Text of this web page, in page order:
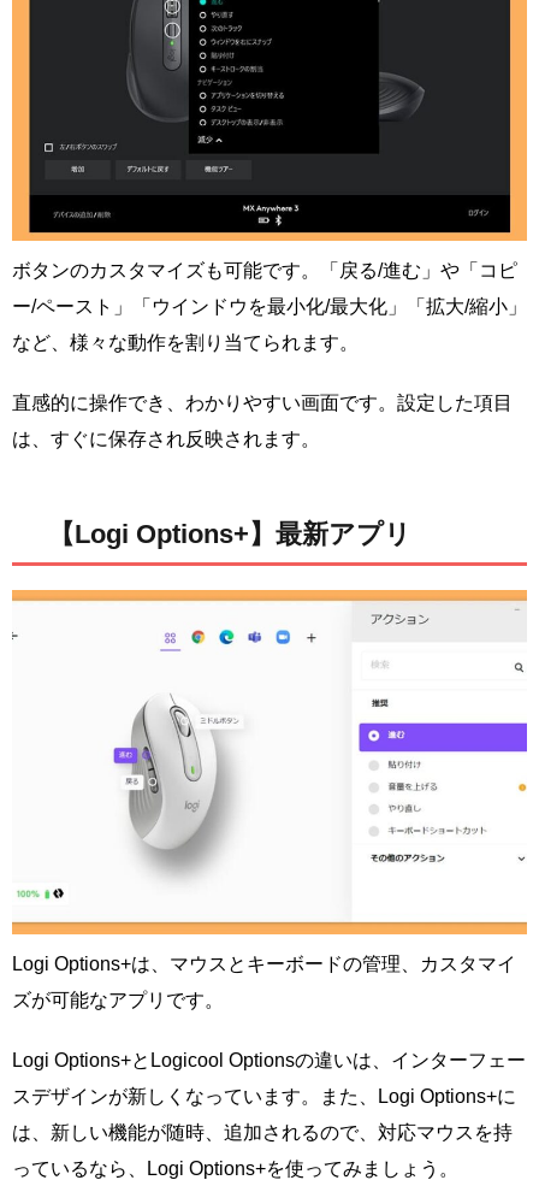
ボタンのカスタマイズも可能です。「戻る/進む」や「コピ
ー/ペースト」「ウインドウを最小化/最大化」「拡大/縮小」
など、様々な動作を割り当てられます。
直感的に操作でき、わかりやすい画面です。設定した項目
は、すぐに保存され反映されます。
【Logi Options+】最新アプリ
Logi Options+は、マウスとキーボードの管理、カスタマイ
ズが可能なアプリです。
Logi Options+とLogicool Optionsの違いは、インターフェー
スデザインが新しくなっています。また、Logi Options+に
は、新しい機能が随時、追加されるので、対応マウスを持
っているなら、Logi Options+を使ってみましょう。